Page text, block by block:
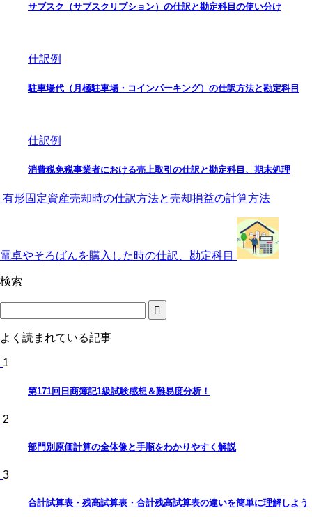
サブスク（サブスクリプション）の仕訳と勘定科目の使い分け
仕訳例
駐車場代（月極駐車場・コインパーキング）の仕訳方法と勘定科目
仕訳例
消費税免税事業者における売上取引の仕訳と勘定科目、期末処理
有形固定資産売却時の仕訳方法と売却損益の計算方法
電卓やそろばんを購入した時の仕訳、勘定科目
検索
よく読まれている記事
1
第171回日商簿記1級試験感想＆難易度分析！
2
部門別原価計算の全体像と手順をわかりやすく解説
3
合計試算表・残高試算表・合計残高試算表の違いを簡単に理解しよう